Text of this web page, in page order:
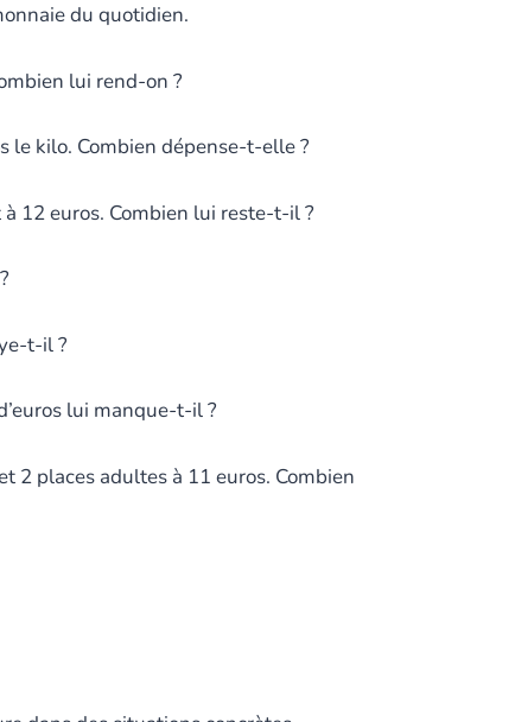
du quotidien.
lui rend-on ?
le kilo. Combien dépense-t-elle ?
12 euros. Combien lui reste-t-il ?
t-il ?
lui manque-t-il ?
2 places adultes à 11 euros. Combien